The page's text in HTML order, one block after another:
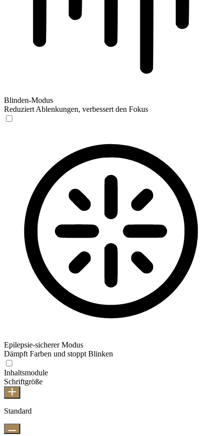
Blinden-Modus
Reduziert Ablenkungen, verbessert den Fokus
Epilepsie-sicherer Modus
Dämpft Farben und stoppt Blinken
Inhaltsmodule
Schriftgröße
Standard